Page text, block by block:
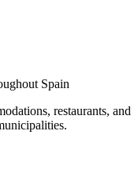
Spain
restaurants, and